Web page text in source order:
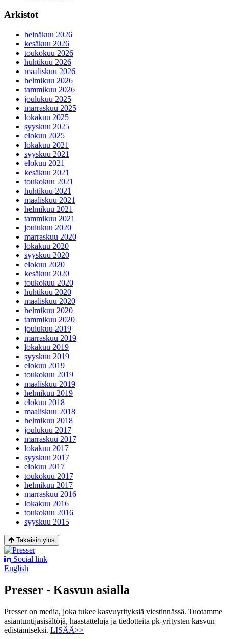
Arkistot
heinäkuu 2026
kesäkuu 2026
toukokuu 2026
huhtikuu 2026
maaliskuu 2026
helmikuu 2026
tammikuu 2026
joulukuu 2025
marraskuu 2025
lokakuu 2025
syyskuu 2025
elokuu 2025
lokakuu 2021
syyskuu 2021
elokuu 2021
kesäkuu 2021
toukokuu 2021
huhtikuu 2021
maaliskuu 2021
helmikuu 2021
tammikuu 2021
joulukuu 2020
marraskuu 2020
lokakuu 2020
syyskuu 2020
elokuu 2020
kesäkuu 2020
toukokuu 2020
huhtikuu 2020
maaliskuu 2020
helmikuu 2020
tammikuu 2020
joulukuu 2019
marraskuu 2019
lokakuu 2019
syyskuu 2019
elokuu 2019
toukokuu 2019
maaliskuu 2019
helmikuu 2019
elokuu 2018
maaliskuu 2018
helmikuu 2018
joulukuu 2017
marraskuu 2017
lokakuu 2017
syyskuu 2017
elokuu 2017
toukokuu 2017
helmikuu 2017
marraskuu 2016
lokakuu 2016
toukokuu 2016
syyskuu 2015
Takaisin ylös
Social link
English
Presser - Kasvun asialla
Presser on media, joka tukee kasvuyrityksiä viestinnässä. Tuotamme
asiantuntijasisältöjä, haastatteluja ja tiedotteita pk-yritysten kasvun
edistämiseksi. LISÄÄ>>